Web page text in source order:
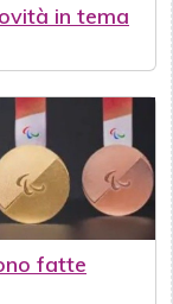
in tema
fatte